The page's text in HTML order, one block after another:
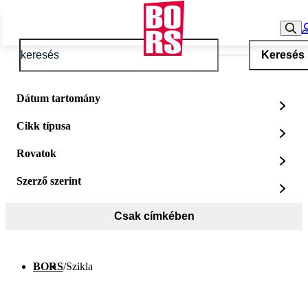
Keresés
Dátum tartomány
Cikk típusa
Rovatok
Szerző szerint
Csak címkében
BORS/Szikla